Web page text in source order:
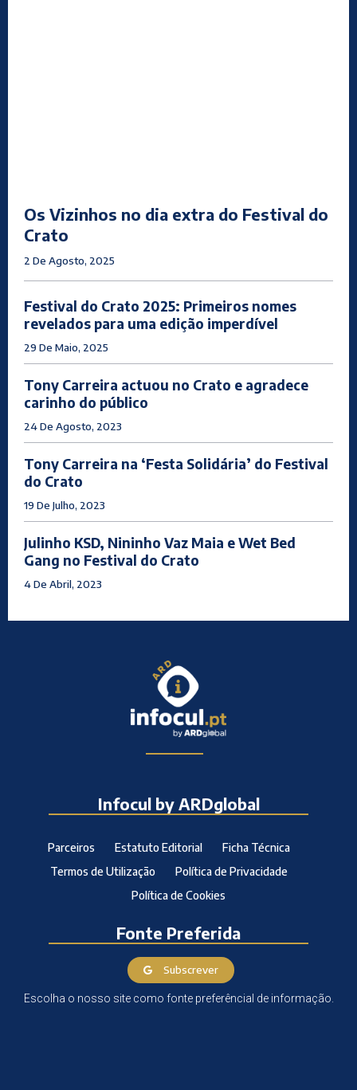
Os Vizinhos no dia extra do Festival do
Crato
2 De Agosto, 2025
Festival do Crato 2025: Primeiros nomes
revelados para uma edição imperdível
29 De Maio, 2025
Tony Carreira actuou no Crato e agradece
carinho do público
24 De Agosto, 2023
Tony Carreira na ‘Festa Solidária’ do Festival
do Crato
19 De Julho, 2023
Julinho KSD, Nininho Vaz Maia e Wet Bed
Gang no Festival do Crato
4 De Abril, 2023
Infocul by ARDglobal
Parceiros Estatuto Editorial
Ficha Técnica
Termos de Utilização
Política de Privacidade
Política de Cookies
Fonte Preferida
Subscrever
Escolha o nosso site como fonte preferêncial de informação.